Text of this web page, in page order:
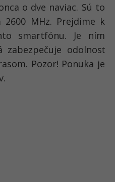
o dve naviac. Sú to
2600 MHz. Prejdime k
smartfónu. Je ním
zabezpečuje odolnosť
Pozor! Ponuka je